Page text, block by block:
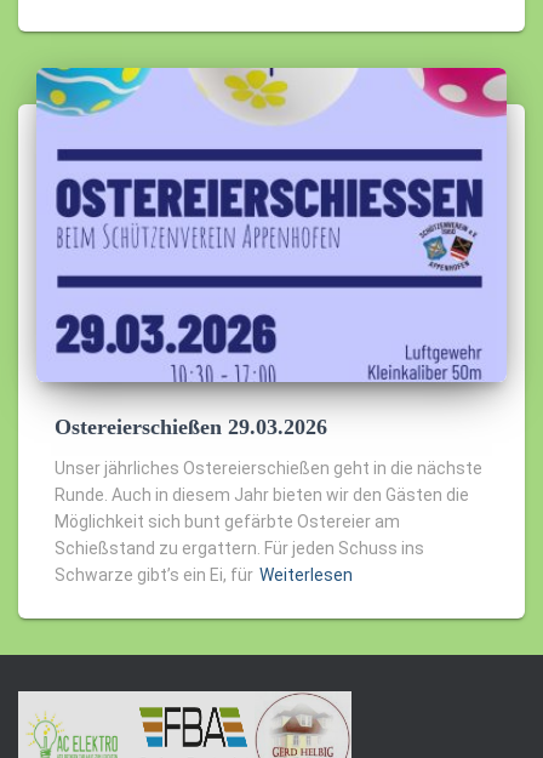
Ostereierschießen 29.03.2026
Unser jährliches Ostereierschießen geht in die nächste
Runde. Auch in diesem Jahr bieten wir den Gästen die
Möglichkeit sich bunt gefärbte Ostereier am
Schießstand zu ergattern. Für jeden Schuss ins
Schwarze gibt’s ein Ei, für Weiterlesen